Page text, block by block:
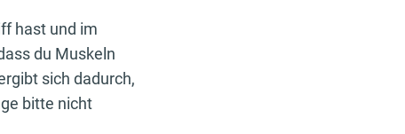
hast und im
du Muskeln
sich dadurch,
bitte nicht